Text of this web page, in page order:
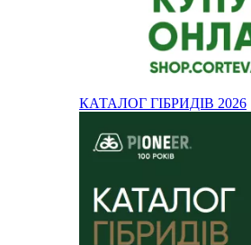
КАТАЛОГ ГІБРИДІВ 2026